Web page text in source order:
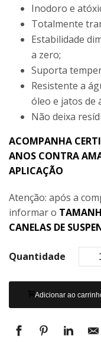
Inodoro e
Totalmente
Estabilidade
a zero;
Suporta
Resistente a
óleo e jatos de
Não deixa
ACOMPANHA
ANOS CONTRA
APLICAÇÃO
Atenção: após a
informar o
CANELAS DE
Quantidade
Adicionar ao